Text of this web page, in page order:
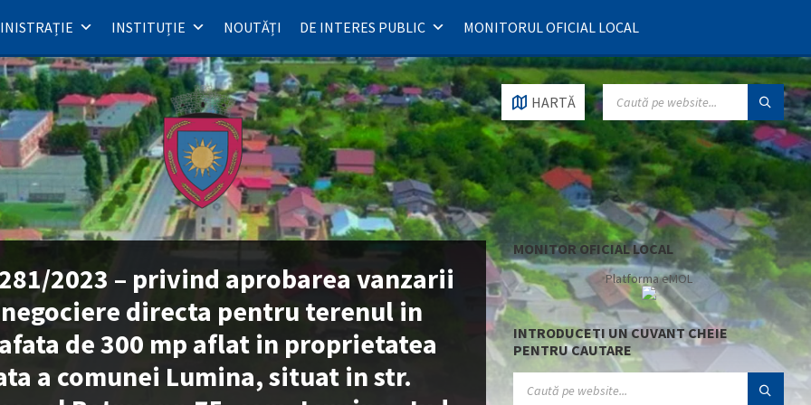
INSTITUȚIE NOUTĂȚI DE INTERES PUBLIC MONITORUL OFICIAL LOCAL
HARTĂ
SEARCH:
281/2023 – privind aprobarea vanzarii
directa pentru terenul in
de 300 mp aflat in proprietatea
a comunei Lumina, situat in str.
MONITOR OFICIAL LOCAL
Platforma eMOL
INTRODUCETI UN CUVANT CHEIE
PENTRU CAUTARE